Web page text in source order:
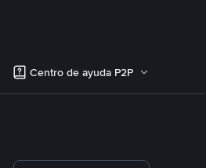
Centro de ayuda P2P